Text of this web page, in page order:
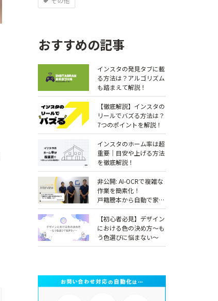
おすすめの記事
インスタの発見タブに載
る方法は？アルゴリズム
も踏まえて解説！
【徹底解説】インスタの
リールでバズる方法は？
7つのポイントを解説！￼
インスタのホーム率は超
重要｜目安や上げる方法
を徹底解説！
非公開: AI-OCRで複雑な
作業を簡素化！
戸籍謄本から自動で家系
図を作成する「らくらく
相続図」とは？
【COLORS社インタビュ
ー】
【初心者必見】デザイン
における色の決め方～も
う色選びに悩まない～